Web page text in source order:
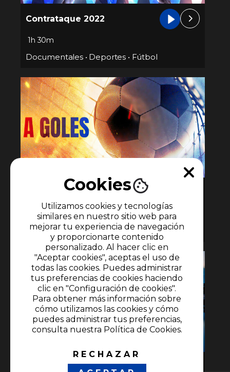
Contrataque 2022
1h 30m
Documentales• Deportes • Fútbol
A Goles 2022
8 episodios
Documentales•Deportes•Fútbol
Mezquitas Majestuosas
Cookies
Utilizamos cookies y tecnologías
similares en nuestro sitio web para
mejorar tu experiencia de navegación
y proporcionarte contenido
personalizado. Al hacer clic en
"Aceptar cookies", aceptas el uso de
todas las cookies. Puedes administrar
tus preferencias de cookies haciendo
clic en "Configuración de cookies".
Para obtener más información sobre
cómo utilizamos las cookies y cómo
puedes administrar tus preferencias,
consulta nuestra Política de Cookies.
RECHAZAR